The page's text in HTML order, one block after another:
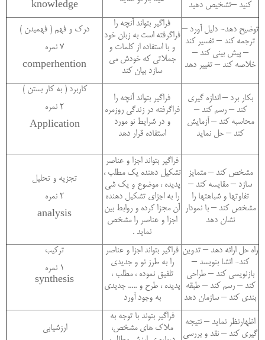
کنید –تشخیص دهید knowledge
توضیح دهد- دلیل آورد –
ترجمه کند – تفسیر کند
– پیش بینی کند –
خلاصه کند – تغییر دهد
فراگیر بتواند آنچه را
فراگرفته است به زبان خود
و با استفاده از کلمات و
جملاتی که خودش می
سازد بیان کند
درک و فهم ( فهمیدن )
7 نمره
comperhention
بکار برد – اندازه گیری
کند – رسم کند –
محاسبه کند – آزمایش
کند – حل نماید
فراگیر بتواند آنچه را
فراگرفته در زندگی روزمره
و در شرایط نو مورد
استفاده قرار دهد
کاربرد ( به کار بستن )
2 نمره
Application
مشخص کند – متمایز
سازد – مقایسه کند –
تفاوتها و شباهتها را
مشخص کند – با نمودار
نشان دهد
فراگیر بتواند اجزا و عناصر
تشکیل دهنده یک مطلب ،
پدیده ، موضوع و یک شی
را به اجزای تشکیل دهنده
آن مجزا کرده و روابط بین
اجزا و عناصر را مشخص
نماید .
تجزیه و تحلیل
2 نمره
analysis
راه حل ارائه دهد – تدوین
کند- انشا بنویسد –
بازنویسی کند – طراحی
کند – رسم کند – طبقه
بندی کند – سازمان دهد
فراگیر بتواند اجزا و عناصر
را به طرز نو و جدیدی
تلفیق نموده ، مطلب ،
پدیده ، طرح و ..... جدیدی
به وجود آورد
ترکیب
1 نمره
synthesis
اظهارنظر نماید – نتیجه
گیری کند – نقد و بررسی
فراگیر بتوند با توجه به
ملاک های مشخص،
ارزشیابی